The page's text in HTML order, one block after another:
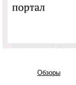
Обзоры